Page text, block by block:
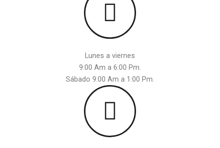
Lunes a viernes
9:00 Am a 6:00 Pm.
Sábado 9:00 Am a 1:00 Pm.